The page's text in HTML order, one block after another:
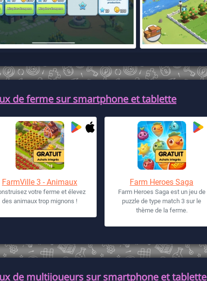
de ferme sur smartphone et tablette
FarmVille 3 - Animaux
votre ferme et élevez
des animaux trop mignons !
Farm Heroes Saga
Farm Heroes Saga est un jeu de
puzzle de type match 3 sur le
thème de la ferme.
de multijoueurs sur smartphone et tablette